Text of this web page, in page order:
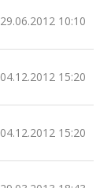
29.06.2012 10:10
04.12.2012 15:20
04.12.2012 15:20